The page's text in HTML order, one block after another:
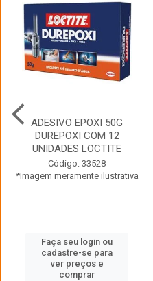
ADESIVO EPOXI 50G
DUREPOXI COM 12
UNIDADES LOCTITE
Código: 33528
*Imagem meramente ilustrativa
Faça seu login ou
cadastre-se para
ver preços e
comprar